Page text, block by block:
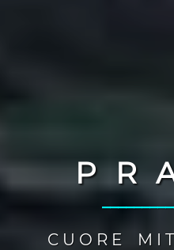
C U O R E M I T